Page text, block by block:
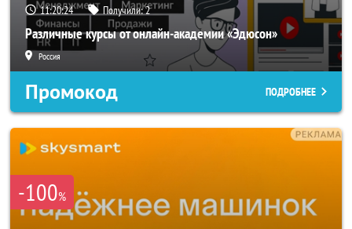
11:20:22 Получили:2
Различные курсы от онлайн-академии «Эдюсон»
Россия
Промокод ПОДРОБНЕЕ
-100%